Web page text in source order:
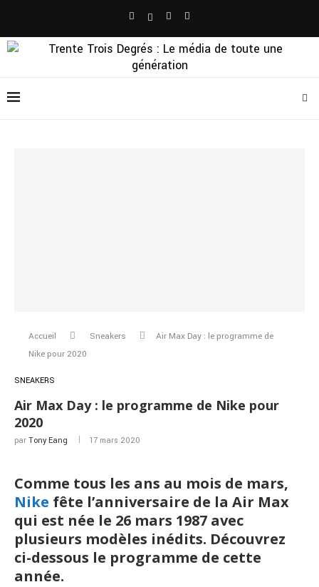
Accueil Sneakers
Air Max Day : le programme de
Nike pour 2020
SNEAKERS
Air Max Day : le programme de Nike pour
2020
par Tony Eang 17 mars 2020
Comme tous les ans au mois de mars,
Nike fête l’anniversaire de la Air Max
qui est née le 26 mars 1987 avec
plusieurs modèles inédits. Découvrez
ci-dessous le programme de cette
année.